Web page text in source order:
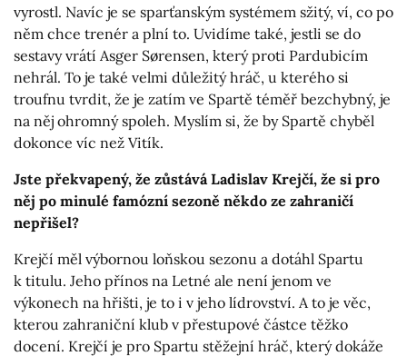
vyrostl. Navíc je se sparťanským systémem sžitý, ví, co po
něm chce trenér a plní to. Uvidíme také, jestli se do
sestavy vrátí Asger Sørensen, který proti Pardubicím
nehrál. To je také velmi důležitý hráč, u kterého si
troufnu tvrdit, že je zatím ve Spartě téměř bezchybný, je
na něj ohromný spoleh. Myslím si, že by Spartě chyběl
dokonce víc než Vitík.
Jste překvapený, že zůstává Ladislav Krejčí, že si pro
něj po minulé famózní sezoně někdo ze zahraničí
nepřišel?
Krejčí měl výbornou loňskou sezonu a dotáhl Spartu
k titulu. Jeho přínos na Letné ale není jenom ve
výkonech na hřišti, je to i v jeho lídrovství. A to je věc,
kterou zahraniční klub v přestupové částce těžko
docení. Krejčí je pro Spartu stěžejní hráč, který dokáže